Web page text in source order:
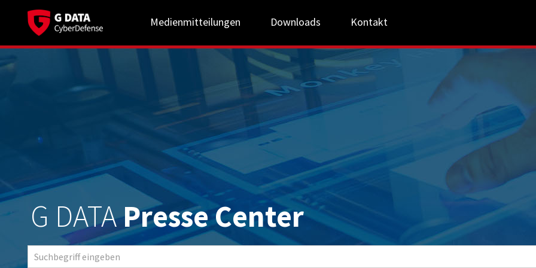
Medienmitteilungen Downloads Kontakt
G DATAPresse Center